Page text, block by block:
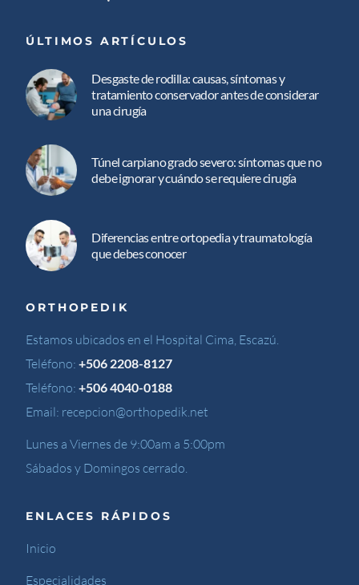
ÚLTIMOS ARTÍCULOS
Desgaste de rodilla: causas, síntomas y
tratamiento conservador antes de considerar
una cirugía
Túnel carpiano grado severo: síntomas que no
debe ignorar y cuándo se requiere cirugía
Diferencias entre ortopedia y traumatología
que debes conocer
ORTHOPEDIK
Estamos ubicados en el Hospital Cima, Escazú.
Teléfono:+506 2208-8127
Teléfono:+506 4040-0188
Email: recepcion@orthopedik.net
Lunes a Viernes de 9:00am a 5:00pm
Sábados y Domingos cerrado.
ENLACES RÁPIDOS
Inicio
Especialidades